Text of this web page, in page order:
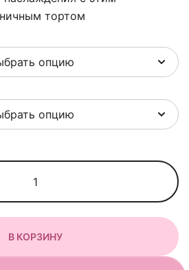
тортом
товара
Торт
круг
на
В КОРЗИНУ